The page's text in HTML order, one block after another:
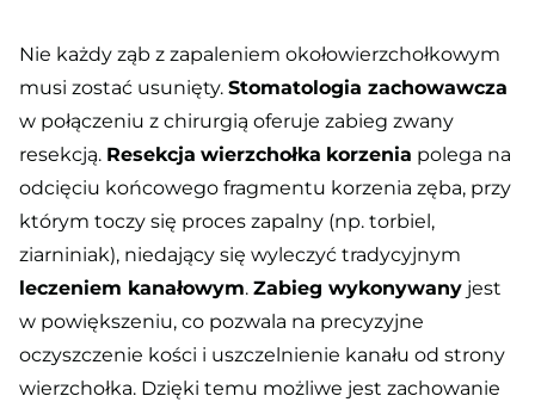
Nie każdy ząb z zapaleniem okołowierzchołkowym
musi zostać usunięty. Stomatologia zachowawcza
w połączeniu z chirurgią oferuje zabieg zwany
resekcją. Resekcja wierzchołka korzenia polega na
odcięciu końcowego fragmentu korzenia zęba, przy
którym toczy się proces zapalny (np. torbiel,
ziarniniak), niedający się wyleczyć tradycyjnym
leczeniem kanałowym. Zabieg wykonywany jest
w powiększeniu, co pozwala na precyzyjne
oczyszczenie kości i uszczelnienie kanału od strony
wierzchołka. Dzięki temu możliwe jest zachowanie